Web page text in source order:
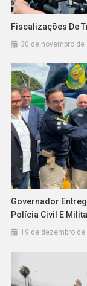
Fiscalizações De
30 de novembro de
Governador
Polícia Civil E
19 de dezembro de